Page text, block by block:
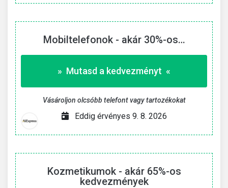
Mobiltelefonok - akár 30%-os…
» Mutasd a kedvezményt «
Vásároljon olcsóbb telefont vagy tartozékokat
Eddig érvényes 9. 8. 2026
Kozmetikumok - akár 65%-os
kedvezmények